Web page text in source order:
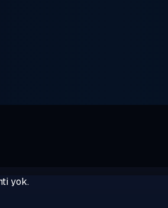
yok.